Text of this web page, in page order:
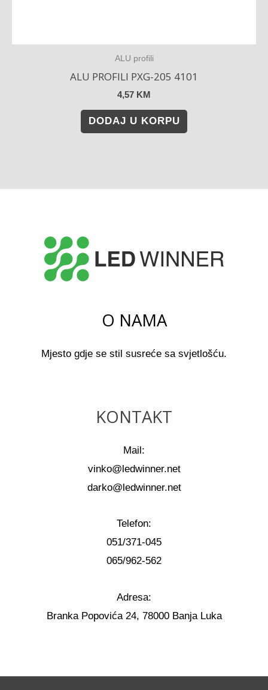
ALU profili
ALU PROFILI PXG-205 4101
4,57 KM
DODAJ U KORPU
O NAMA
Mjesto gdje se stil susreće sa svjetlošću.
KONTAKT
Mail:
vinko@ledwinner.net
darko@ledwinner.net
Telefon:
051/371-045
065/962-562
Adresa:
Branka Popovića 24, 78000 Banja Luka